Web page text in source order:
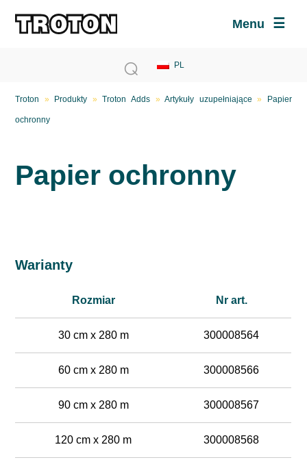
Menu
Troton » Produkty »Troton Adds »Artykuły uzupełniające » Papier
ochronny
Papier ochronny
Warianty
Rozmiar Nr art.
30 cm x 280 m 300008564
60 cm x 280 m 300008566
90 cm x 280 m 300008567
120 cm x 280 m 300008568